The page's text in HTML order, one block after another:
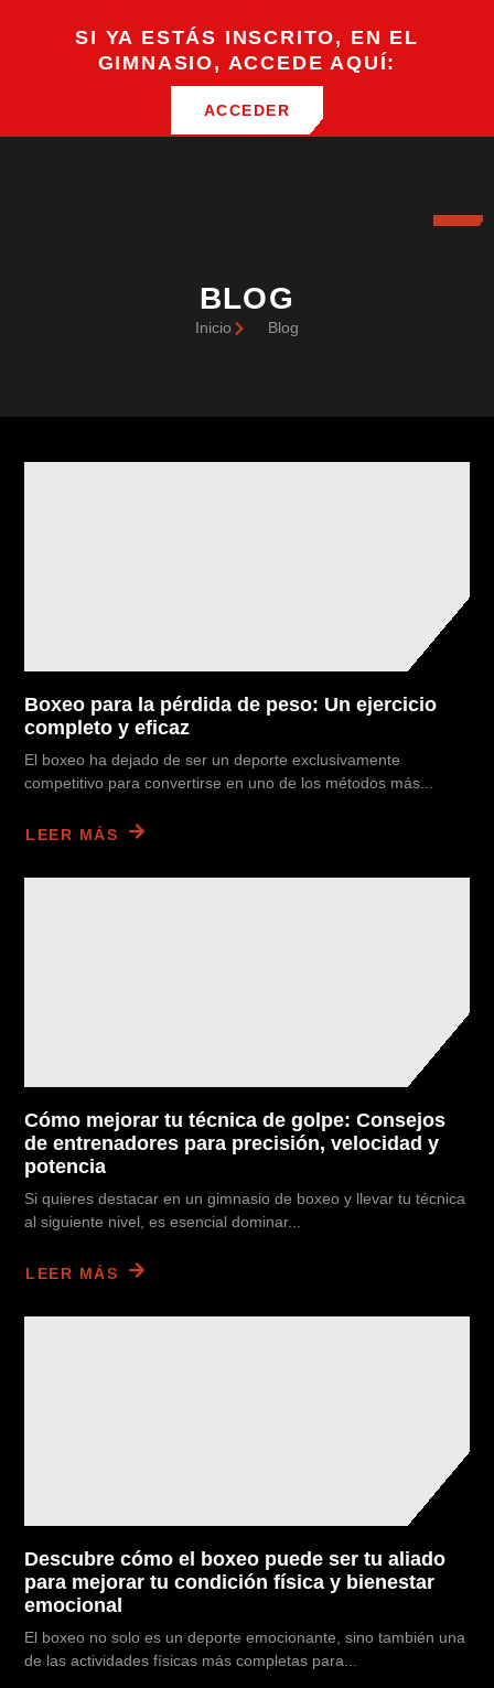
SI YA ESTÁS INSCRITO, EN EL
GIMNASIO, ACCEDE AQUÍ:
ACCEDER
BLOG
Inicio Blog
Boxeo para la pérdida de peso: Un ejercicio
completo y eficaz
El boxeo ha dejado de ser un deporte exclusivamente
competitivo para convertirse en uno de los métodos más...
LEER MÁS
Cómo mejorar tu técnica de golpe: Consejos
de entrenadores para precisión, velocidad y
potencia
Si quieres destacar en un gimnasio de boxeo y llevar tu técnica
al siguiente nivel, es esencial dominar...
LEER MÁS
Descubre cómo el boxeo puede ser tu aliado
para mejorar tu condición física y bienestar
emocional
El boxeo no solo es un deporte emocionante, sino también una
de las actividades físicas más completas para...